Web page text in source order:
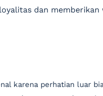
dan
karena perhatian luar